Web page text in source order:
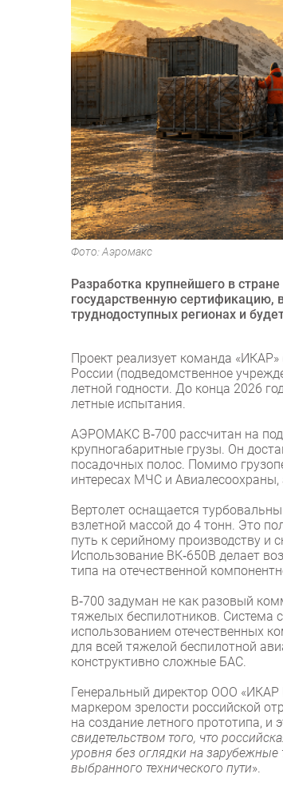
Фото: Аэромакс
Разработка крупнейшего в
государственную
труднодоступных регионах и
Проект реализует команда
России (подведомственное
летной годности. До конца 2026
летные испытания.
АЭРОМАКС В‑700 рассчитан на
крупногабаритные грузы. Он
посадочных полос. Помимо
интересах МЧС и
Вертолет оснащается
взлетной массой до 4 тонн. Это
путь к серийному производству и
Использование ВК‑650В делает
типа на отечественной
В‑700 задуман не как разовый
тяжелых беспилотников. Система
использованием отечественных
для всей тяжелой беспилотной
конструктивно сложные БАС.
Генеральный директор ООО
маркером зрелости российской
на создание летного прототипа, и
свидетельством того, что
уровня без оглядки на
выбранного технического пути».